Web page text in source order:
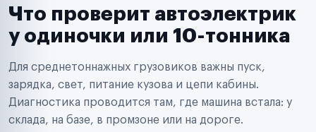
Автодилеры
Поставщики запчастей
Аренда спецтехники
Ремонт спецтехники
Ритейл-сети
Управляющие компании
Страховые компании
Что проверит автоэлектрик
у одиночки или 10-тонника
Для среднетоннажных грузовиков важны пуск,
зарядка, свет, питание кузова и цепи кабины.
Диагностика проводится там, где машина встала: у
склада, на базе, в промзоне или на дороге.